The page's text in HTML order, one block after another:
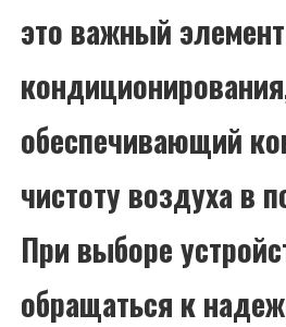
это важный
обеспечивающий
чистоту воздуха в
При выборе
обращаться к